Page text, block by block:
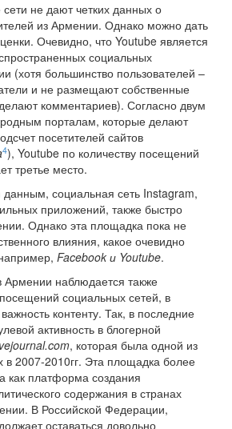
не дают четких данных о
из Армении. Однако можно дать
Очевидно, что Youtube является
социальных
(хотя большинство пользователей –
и не размещают собственные
комментариев). Согласно двум
порталам, которые делают
посетителей сайтов
4), Youtube по количеству посещений
третье место.
социальная сеть Instagram,
приложений, также быстро
Однако эта площадка пока не
влияния, какое очевидно
Facebook и Youtube.
Армении наблюдается также
социальных сетей, в
контенту. Так, в последние
активность в блогерной
, которая была одной из
2007-2010гг. Эта площадка более
как платформа создания
содержания в странах
В Российской Федерации,
оставаться довольно